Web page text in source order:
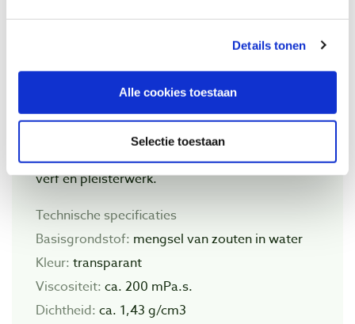
Details tonen
Alle cookies toestaan
Selectie toestaan
hebben van 5 keer de wanddikte van het te
De aanbevolen tolerantie van de
Gebruik Griffon Heat-Shield voor het
verf en pleisterwerk.
Technische specificaties
Basisgrondstof: mengsel van zouten in water
Kleur: transparant
Viscositeit: ca. 200 mPa.s.
Dichtheid: ca. 1,43 g/cm3